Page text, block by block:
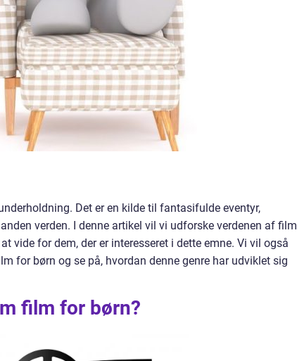
Det er en kilde til fantasifulde eventyr,
verden. I denne artikel vil vi udforske verdenen af film
vide for dem, der er interesseret i dette emne. Vi vil også
for børn og se på, hvordan denne genre har udviklet sig
film for børn?